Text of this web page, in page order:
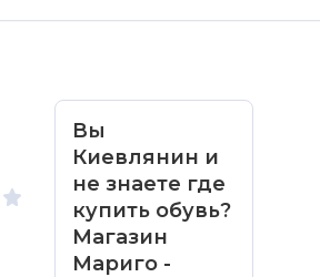
Вы
Киевлянин и
не знаете где
купить обувь?
Магазин
Мариго -